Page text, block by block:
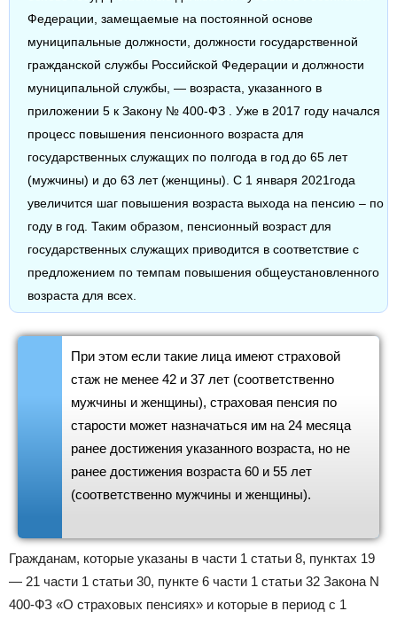
Федерации, замещаемые на постоянной основе
муниципальные должности, должности государственной
гражданской службы Российской Федерации и должности
муниципальной службы, — возраста, указанного в
приложении 5 к Закону № 400-ФЗ . Уже в 2017 году начался
процесс повышения пенсионного возраста для
государственных служащих по полгода в год до 65 лет
(мужчины) и до 63 лет (женщины). С 1 января 2021года
увеличится шаг повышения возраста выхода на пенсию – по
году в год. Таким образом, пенсионный возраст для
государственных служащих приводится в соответствие с
предложением по темпам повышения общеустановленного
возраста для всех.
При этом если такие лица имеют страховой
стаж не менее 42 и 37 лет (соответственно
мужчины и женщины), страховая пенсия по
старости может назначаться им на 24 месяца
ранее достижения указанного возраста, но не
ранее достижения возраста 60 и 55 лет
(соответственно мужчины и женщины).
Гражданам, которые указаны в части 1 статьи 8, пунктах 19
— 21 части 1 статьи 30, пункте 6 части 1 статьи 32 Закона N
400-ФЗ «О страховых пенсиях» и которые в период с 1